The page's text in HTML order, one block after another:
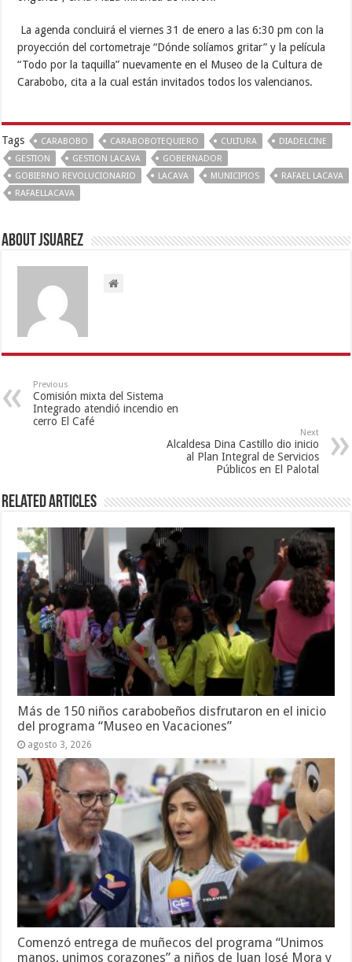
La agenda concluirá el viernes 31 de enero a las 6:30 pm con la
proyección del cortometraje “Dónde solíamos gritar” y la película
“Todo por la taquilla” nuevamente en el Museo de la Cultura de
Carabobo, cita a la cual están invitados todos los valencianos.
Tags CARABOBO CARABOBOTEQUIERO CULTURA
DIADELCINE
GESTION
GESTION LACAVA
GOBERNADOR
GOBIERNO REVOLUCIONARIO
LACAVA MUNICIPIOS
RAFAEL LACAVA
RAFAELLACAVA
About Jsuarez
Previous
Comisión mixta del Sistema
Integrado atendió incendio en
cerro El Café
Next
Alcaldesa Dina Castillo dio inicio
al Plan Integral de Servicios
Públicos en El Palotal
Related Articles
Más de 150 niños carabobeños disfrutaron en el inicio
del programa “Museo en Vacaciones”
agosto 3, 2026
Comenzó entrega de muñecos del programa “Unimos
manos, unimos corazones” a niños de Juan José Mora y